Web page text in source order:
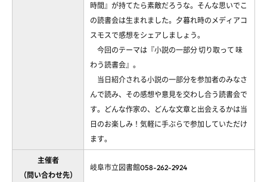
時間』が持てたら素敵だろうな。そんな思いでこ
の読書会は生まれました。夕暮れ時のメディアコ
スモスで感想をシェアしましょう。
今回のテーマは『小説の一部分 切り取って 味
わう読書会』。
当日紹介される小説の一部分を参加者のみなさ
んで読み、その感想や意見を交わし合う読書会で
す。どんな作家の、どんな文章と出会えるかは当
日のお楽しみ！気軽に手ぶらで参加していただけ
ます。
主催者
（問い合わせ先）
岐阜市立図書館058-262-2924